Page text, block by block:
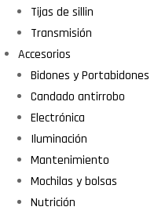
Tijas de sillin
Transmisión
Accesorios
Bidones y Portabidones
Candado antirrobo
Electrónica
Iluminación
Mantenimiento
Mochilas y bolsas
Nutrición